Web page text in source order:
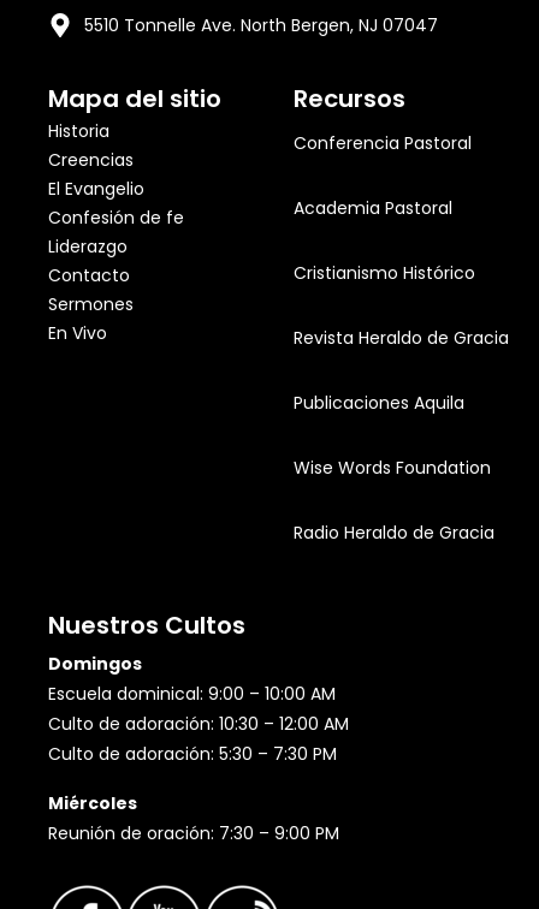
5510 Tonnelle Ave. North Bergen, NJ 07047
Mapa del sitio
Historia
Creencias
El Evangelio
Confesión de fe
Liderazgo
Contacto
Sermones
En Vivo
Recursos
Conferencia Pastoral
Academia Pastoral
Cristianismo Histórico
Revista Heraldo de Gracia
Publicaciones Aquila
Wise Words Foundation
Radio Heraldo de Gracia
Nuestros Cultos
Domingos
Escuela dominical: 9:00 – 10:00 AM
Culto de adoración: 10:30 – 12:00 AM
Culto de adoración: 5:30 – 7:30 PM
Miércoles
Reunión de oración: 7:30 – 9:00 PM